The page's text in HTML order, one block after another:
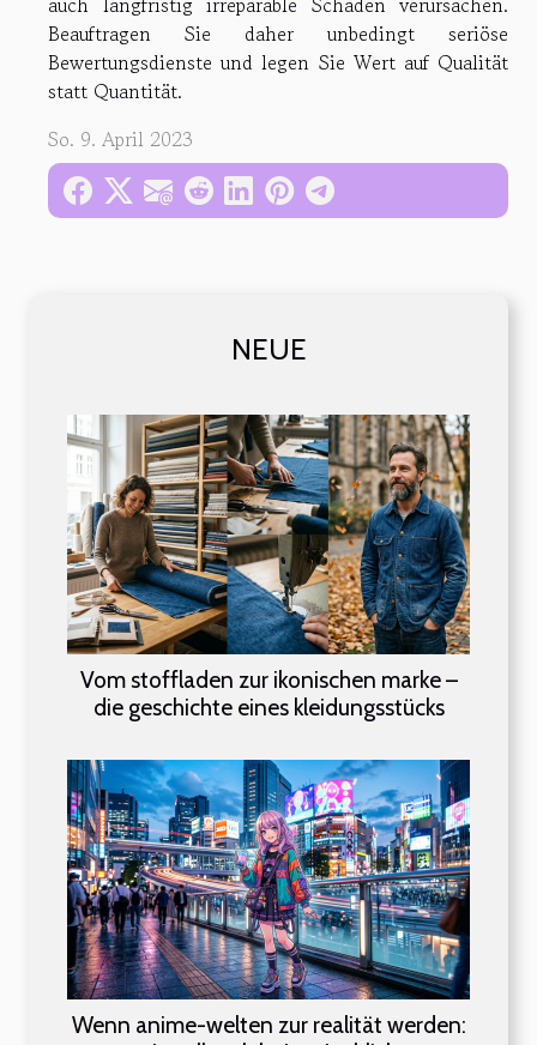
NEUE
Vom stoffladen zur ikonischen marke –
die geschichte eines kleidungsstücks
Wenn anime-welten zur realität werden:
Beauftragen Sie daher unbedingt seriöse
Bewertungsdienste und legen Sie Wert auf Qualität
statt Quantität.
So. 9. April 2023